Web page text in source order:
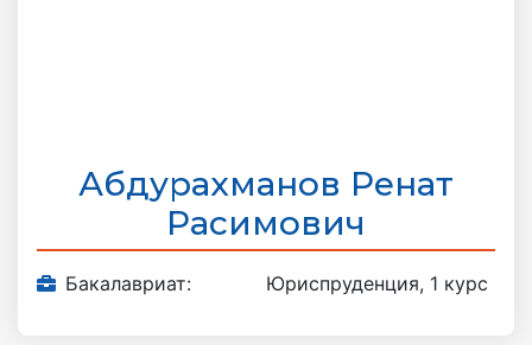
Абдурахманов Ренат
Расимович
Бакалавриат: Юриспруденция, 1 курс